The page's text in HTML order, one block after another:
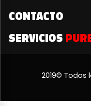
CONTACTO
SERVICIOS
2019© Todos